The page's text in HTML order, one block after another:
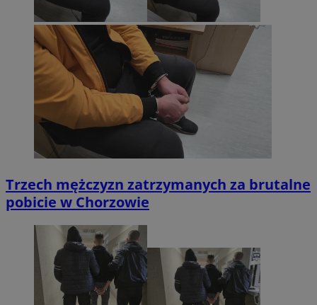
Trzech mężczyzn zatrzymanych za brutalne
pobicie w Chorzowie